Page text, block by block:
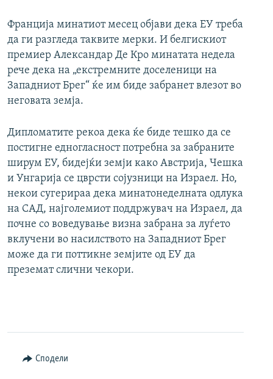
Франција минатиот месец објави дека ЕУ треба
да ги разгледа таквите мерки. И белгискиот
премиер Александар Де Кро минатата недела
рече дека на „екстремните доселеници на
Западниот Брег“ ќе им биде забранет влезот во
неговата земја.
Дипломатите рекоа дека ќе биде тешко да се
постигне едногласност потребна за забраните
ширум ЕУ, бидејќи земји како Австрија, Чешка
и Унгарија се цврсти сојузници на Израел. Но,
некои сугерираа дека минатонеделната одлука
на САД, најголемиот поддржувач на Израел, да
почне со воведување визна забрана за луѓето
вклучени во насилството на Западниот Брег
може да ги поттикне земјите од ЕУ да
преземат слични чекори.
Сподели